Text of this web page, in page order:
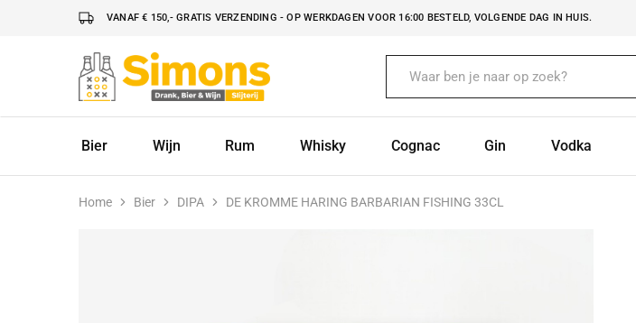
VANAF € 150,- GRATIS VERZENDING - OP WERKDAGEN VOOR 16:00 BESTELD, VOLGENDE DAG IN HUIS.
Simonsdrank.nl
Drank,
Bier
Bier
Wijn Rum Whisky Cognac Gin Vodka
Home Bier DIPA DE KROMME HARING BARBARIAN FISHING 33CL